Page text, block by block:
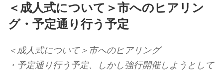
＜成人式について＞市へのヒアリン
グ・予定通り行う予定
＜成人式について＞市へのヒアリング
・予定通り行う予定、しかし強行開催しようとして